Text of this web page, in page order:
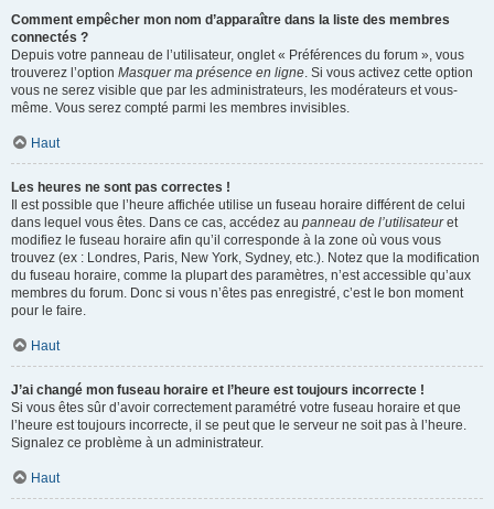
Comment empêcher mon nom d’apparaître dans la liste des membres
connectés ?
Depuis votre panneau de l’utilisateur, onglet « Préférences du forum », vous
trouverez l’option Masquer ma présence en ligne. Si vous activez cette option
vous ne serez visible que par les administrateurs, les modérateurs et vous-
même. Vous serez compté parmi les membres invisibles.
Haut
Les heures ne sont pas correctes !
Il est possible que l’heure affichée utilise un fuseau horaire différent de celui
dans lequel vous êtes. Dans ce cas, accédez au panneau de l’utilisateuret
modifiez le fuseau horaire afin qu’il corresponde à la zone où vous vous
trouvez (ex : Londres, Paris, New York, Sydney, etc.). Notez que la modification
du fuseau horaire, comme la plupart des paramètres, n’est accessible qu’aux
membres du forum. Donc si vous n’êtes pas enregistré, c’est le bon moment
pour le faire.
Haut
J’ai changé mon fuseau horaire et l’heure est toujours incorrecte !
Si vous êtes sûr d’avoir correctement paramétré votre fuseau horaire et que
l’heure est toujours incorrecte, il se peut que le serveur ne soit pas à l’heure.
Signalez ce problème à un administrateur.
Haut